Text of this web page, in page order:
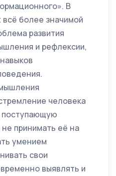
В
всё более значимой
развития
и рефлексии,
человека
поступающую
принимать её на
умением
свои
выявлять и